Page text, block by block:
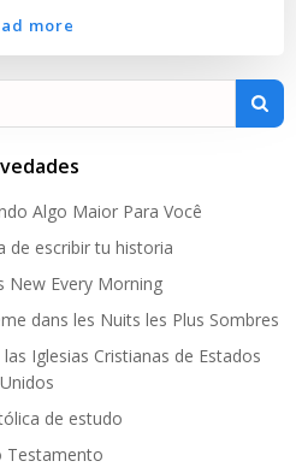
more
Algo Maior Para Você
de escribir tu historia
New Every Morning
dans les Nuits les Plus Sombres
Iglesias Cristianas de Estados
Unidos
de estudo
Testamento